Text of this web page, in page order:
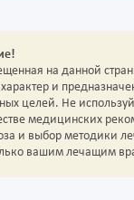
на данной
и
целей. Не
медицинских
и выбор методики
вашим лечащим